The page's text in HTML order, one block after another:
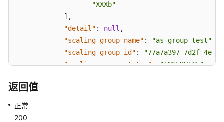
"XXXb"
] ,
"detail" : null ,
"scaling_group_name" : "as-group-test"
"scaling_group_id" :
"77a7a397-7d2f-
"scaling_group_status": "INSERVICE",
返回值
正常
200